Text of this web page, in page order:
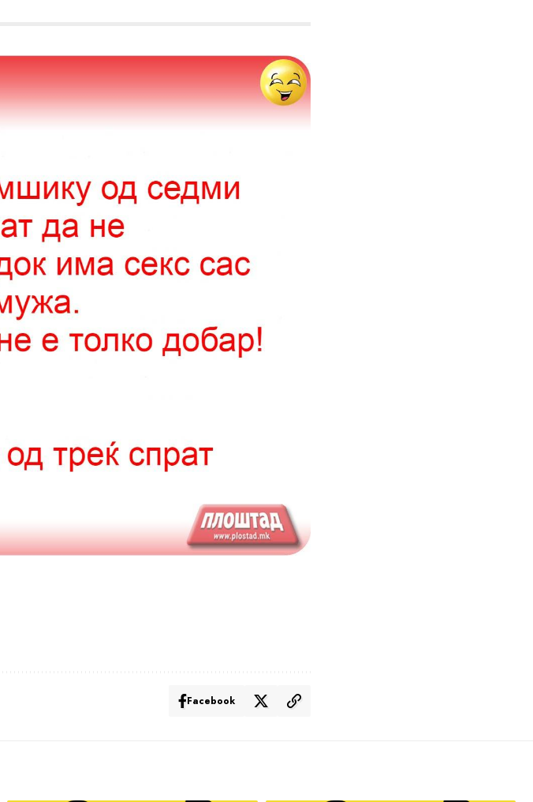
Facebook